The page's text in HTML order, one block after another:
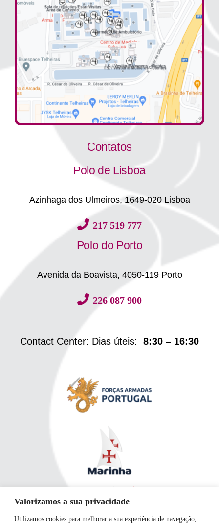
Valorizamos a sua privacidade
Utilizamos cookies para melhorar a sua experiência de navegação,
Contatos
Polo de Lisboa
Azinhaga dos Ulmeiros, 1649-020 Lisboa
217 519 777
Polo do Porto
Avenida da Boavista, 4050-119 Porto
226 087 900
Contact Center: Dias úteis: 8:30 – 16:30